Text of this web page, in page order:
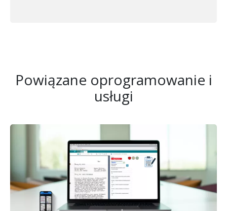
Powiązane oprogramowanie i
usługi
Obraz